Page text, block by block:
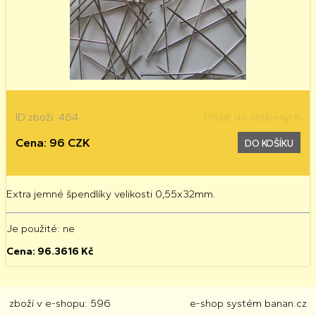
ID zboží: 464 Přidat do oblíbených
Cena: 96 CZK DO KOŠÍKU
Extra jemné špendlíky velikosti 0,55x32mm.
Je použité: ne
Cena: 96.3616 Kč
zboží v e-shopu: 596 e-shop systém banan.cz